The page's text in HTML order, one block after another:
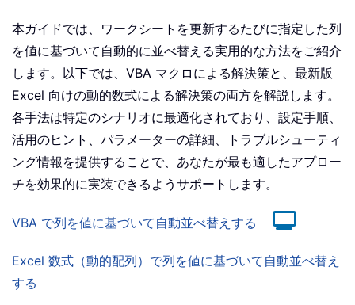
本ガイドでは、ワークシートを更新するたびに指定した列
を値に基づいて自動的に並べ替える実用的な方法をご紹介
します。以下では、VBA マクロによる解決策と、最新版
Excel 向けの動的数式による解決策の両方を解説します。
各手法は特定のシナリオに最適化されており、設定手順、
活用のヒント、パラメーターの詳細、トラブルシューティ
ング情報を提供することで、あなたが最も適したアプロー
チを効果的に実装できるようサポートします。
VBA で列を値に基づいて自動並べ替えする
Excel 数式（動的配列）で列を値に基づいて自動並べ替え
する